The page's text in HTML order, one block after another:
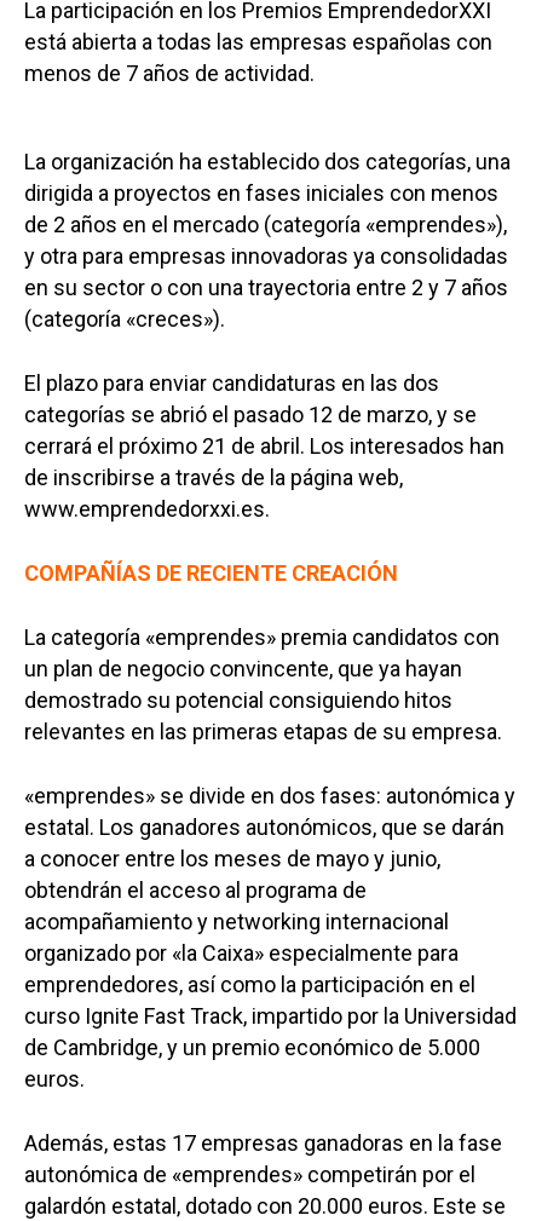
La participación en los Premios EmprendedorXXI
está abierta a todas las empresas españolas con
menos de 7 años de actividad.
La organización ha establecido dos categorías, una
dirigida a proyectos en fases iniciales con menos
de 2 años en el mercado (categoría «emprendes»),
y otra para empresas innovadoras ya consolidadas
en su sector o con una trayectoria entre 2 y 7 años
(categoría «creces»).
El plazo para enviar candidaturas en las dos
categorías se abrió el pasado 12 de marzo, y se
cerrará el próximo 21 de abril. Los interesados han
de inscribirse a través de la página web,
www.emprendedorxxi.es.
COMPAÑÍAS DE RECIENTE CREACIÓN
La categoría «emprendes» premia candidatos con
un plan de negocio convincente, que ya hayan
demostrado su potencial consiguiendo hitos
relevantes en las primeras etapas de su empresa.
«emprendes» se divide en dos fases: autonómica y
estatal. Los ganadores autonómicos, que se darán
a conocer entre los meses de mayo y junio,
obtendrán el acceso al programa de
acompañamiento y networking internacional
organizado por «la Caixa» especialmente para
emprendedores, así como la participación en el
curso Ignite Fast Track, impartido por la Universidad
de Cambridge, y un premio económico de 5.000
euros.
Además, estas 17 empresas ganadoras en la fase
autonómica de «emprendes» competirán por el
galardón estatal, dotado con 20.000 euros. Este se